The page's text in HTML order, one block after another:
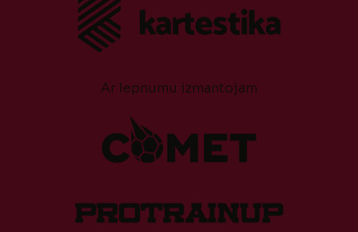
Ar lepnumu izmantojam